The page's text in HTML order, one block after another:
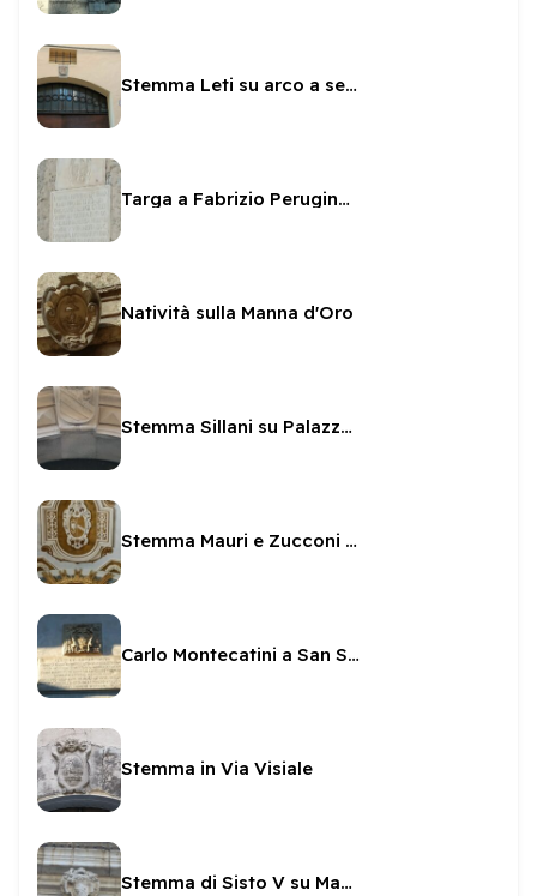
Stemma Leti su arco a sesto scemo
Targa a Fabrizio Perugino sul Fortilizio
Natività sulla Manna d'Oro
Stemma Sillani su Palazzetto Sillani
Stemma Mauri e Zucconi nella Cappella della SS Icona
Carlo Montecatini a San Salvatore
Stemma in Via Visiale
Stemma di Sisto V su Madonna di Loreto